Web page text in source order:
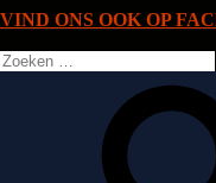
VIND ONS OOK OP
Zoeken